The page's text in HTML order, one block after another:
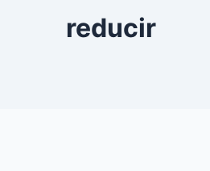
reducir